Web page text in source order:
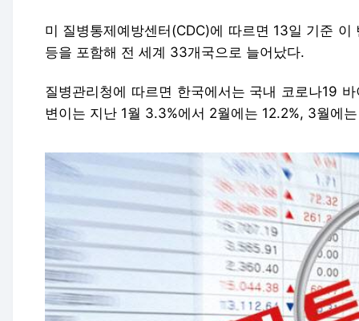
미 질병통제예방센터(CDC)에 따르면 13일 기준
등을 포함해 전 세계 33개국으로 늘어났다.
질병관리청에 따르면 한국에서는 국내 코로나19
변이는 지난 1월 3.3%에서 2월에는 12.2%, 3월에